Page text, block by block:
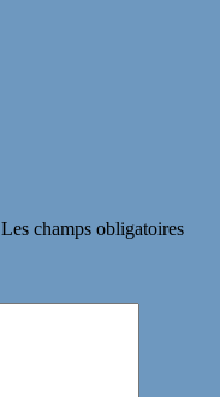
Les champs obligatoires